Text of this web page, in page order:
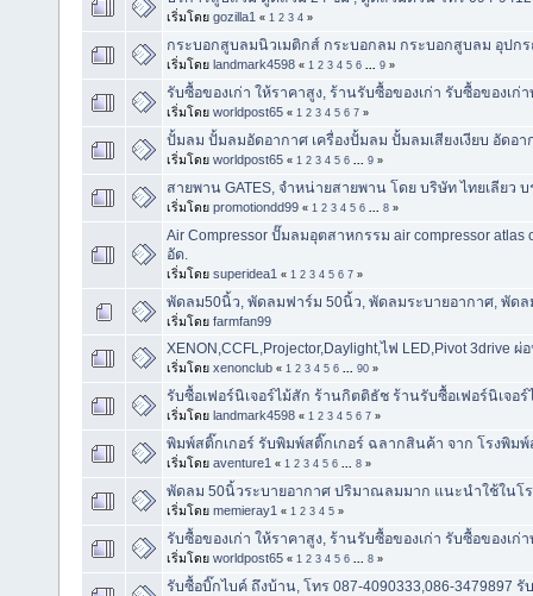
เริ่มโดย gozilla1 « 1 2 3 4 »
กระบอกสูบลมนิวเมติกส์ กระบอกลม กระบอกสูบลม อุปก
เริ่มโดย landmark4598 « 1 2 3 4 5 6 9 »
รับซื้อของเก่า ให้ราคาสูง, ร้านรับซื้อของเก่า รับซื้อของเก่
เริ่มโดย worldpost65 « 1 2 3 4 5 6 7 »
ปั้มลม ปั้มลมอัดอากาศ เครื่องปั้มลม ปั้มลมเสียงเงียบ อัดอ
เริ่มโดย worldpost65 « 1 2 3 4 5 6 9 »
สายพาน GATES, จำหน่ายสายพาน โดย บริษัท ไทยเลียว
เริ่มโดย promotiondd99 « 1 2 3 4 5 6 8 »
Air Compressor ปั๊มลมอุตสาหกรรม air compressor
อัด.
เริ่มโดย superidea1 « 1 2 3 4 5 6 7 »
พัดลม50นิ้ว, พัดลมฟาร์ม 50นิ้ว, พัดลมระบายอากาศ, พัด
เริ่มโดย farmfan99
XENON,CCFL,Projector,Daylight,ไฟ LED,Pivot 3drive ผ่
เริ่มโดย xenonclub « 1 2 3 4 5 6 90 »
รับซื้อเฟอร์นิเจอร์ไม้สัก ร้านกิตติธัช ร้านรับซื้อเฟอร์นิเจอร์
เริ่มโดย landmark4598 « 1 2 3 4 5 6 7 »
พิมพ์สติ๊กเกอร์ รับพิมพ์สติ๊กเกอร์ ฉลากสินค้า จาก โรงพิมพ์
เริ่มโดย aventure1 « 1 2 3 4 5 6 8 »
พัดลม 50นิ้วระบายอากาศ ปริมาณลมมาก แนะนำใช้ในโ
เริ่มโดย memieray1 « 1 2 3 4 5 »
รับซื้อของเก่า ให้ราคาสูง, ร้านรับซื้อของเก่า รับซื้อของเก่
เริ่มโดย worldpost65 « 1 2 3 4 5 6 8 »
รับซื้อบิ๊กไบค์ ถึงบ้าน, ‎โทร 087-4090333,086-3479897